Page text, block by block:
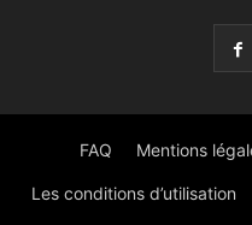
FAQ Mentions
Les conditions d’utilisation